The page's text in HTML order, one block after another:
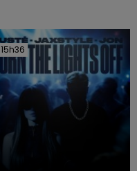
15h36
15h36